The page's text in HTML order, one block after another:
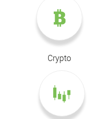
Crypto